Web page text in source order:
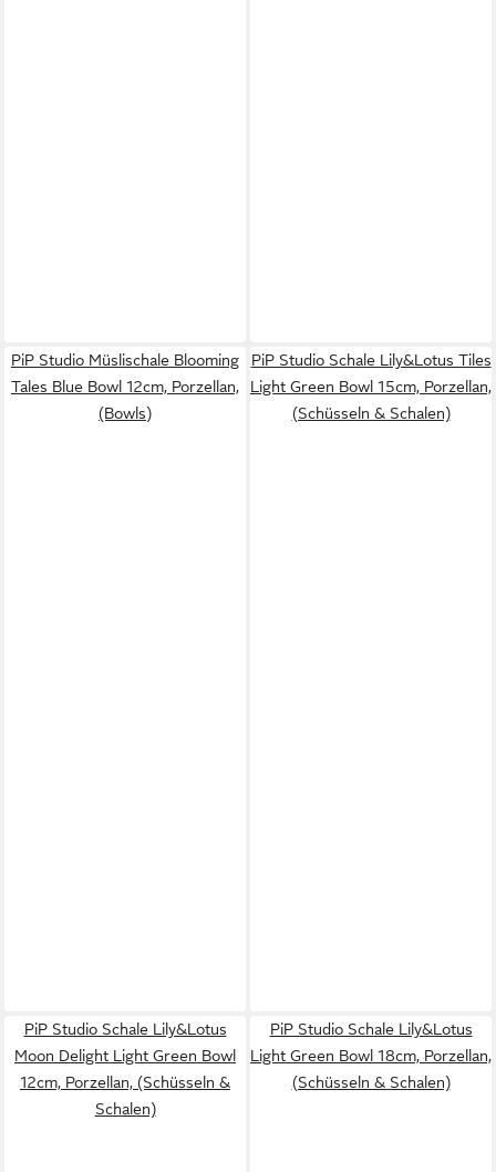
PiP Studio Müslischale Blooming
Tales Blue Bowl 12cm, Porzellan,
(Bowls)
PiP Studio Schale Lily&Lotus Tiles
Light Green Bowl 15cm, Porzellan,
(Schüsseln & Schalen)
PiP Studio Schale Lily&Lotus
Moon Delight Light Green Bowl
12cm, Porzellan, (Schüsseln &
Schalen)
PiP Studio Schale Lily&Lotus
Light Green Bowl 18cm, Porzellan,
(Schüsseln & Schalen)